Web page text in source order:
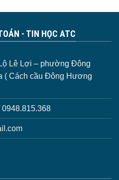
- TIN HỌC ATC
Lê Lợi – phường Đông
( Cách cầu Đông Hương